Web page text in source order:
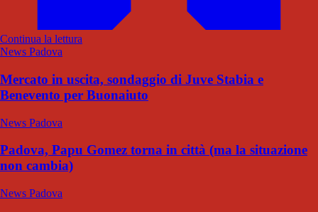
Continua la lettura
News Padova
Mercato in uscita, sondaggio di Juve Stabia e
Benevento per Buonaiuto
News Padova
Padova, Papu Gomez torna in città (ma la situazione
non cambia)
News Padova